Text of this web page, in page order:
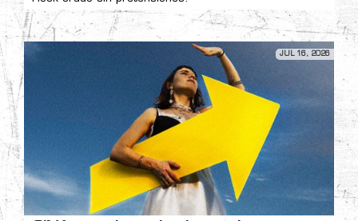
JUL 16, 2026